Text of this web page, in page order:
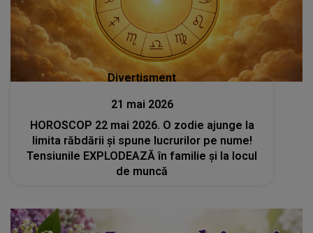
Divertisment
21 mai 2026
HOROSCOP 22 mai 2026. O zodie ajunge la
limita răbdării și spune lucrurilor pe nume!
Tensiunile EXPLODEAZĂ în familie și la locul
de muncă